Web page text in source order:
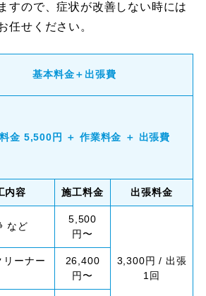
すので、症状が改善しない時には
任せください。
基本料金＋出張費
金 5,500円 ＋ 作業料金 ＋ 出張費
内容 施工料金 出張料金
など
5,500
円〜
3,300円 / 出張
1回
リーナー
26,400
円〜